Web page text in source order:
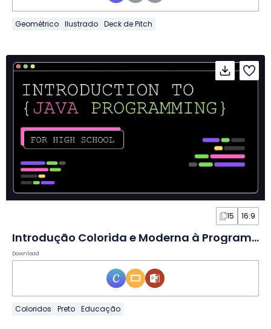
Geométrico Ilustrado Deck de Pitch
15 16:9
Introdução Colorida e Moderna à Programação em Java em Slides
Download
Coloridos Preto Educação